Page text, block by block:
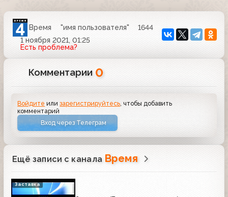
Время "имя пользователя"
1644
1 ноября 2021, 01:25
Есть проблема?
Комментарии 0
Войдите илизарегистрируйтесь , чтобы добавить
комментарий
Вход через Телеграм
Ещё записи с канала Время
Заставка